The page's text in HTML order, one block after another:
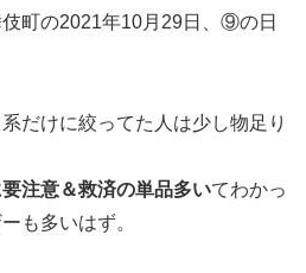
町の2021年10月29日、⑨の日
だけに絞ってた人は少し物足り
注意＆救済の単品多いてわかっ
も多いはず。